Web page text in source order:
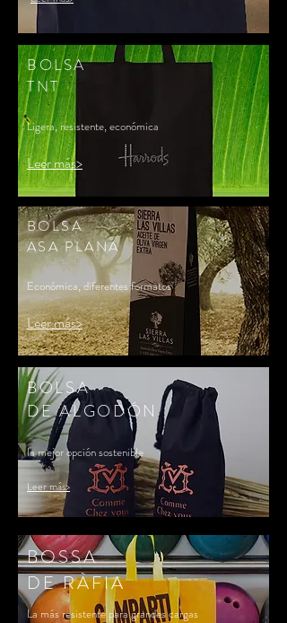
BOLSA
ASA PLANA
Económica, diferentes formatos
Leer más>
BOLSA
TNT
Ligera, resistente, económica
Leer más>
BOLSA
DE ALGODÓN
la mejor opción sostenible
Leer más>
La más resistente para grandes cargas
BOSSA
DE RÀFIA